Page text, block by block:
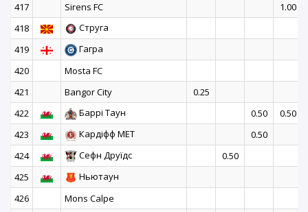
417
Sirens FC
1.00
418
Струга
419
Гагра
420
Mosta FC
421
Bangor City
0.25
422
Баррі Таун 0.50
0.50
423
Кардіфф MET
0.50
424
Сефн Друїдс
0.50
425
Ньютаун
426
Mons Calpe